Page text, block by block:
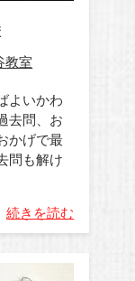
教室
よいかわ
去問、お
かげで最
問も解け
続きを読む